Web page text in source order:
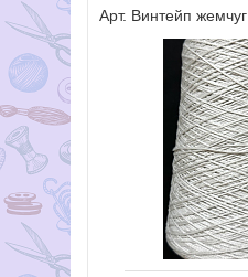
Арт. Винтейп жемчуг